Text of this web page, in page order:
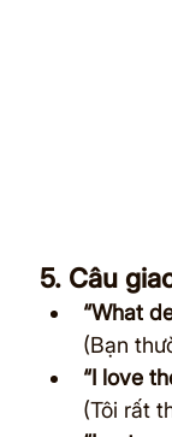
5. Câu
“What
(Bạn
“I love
(Tôi rất